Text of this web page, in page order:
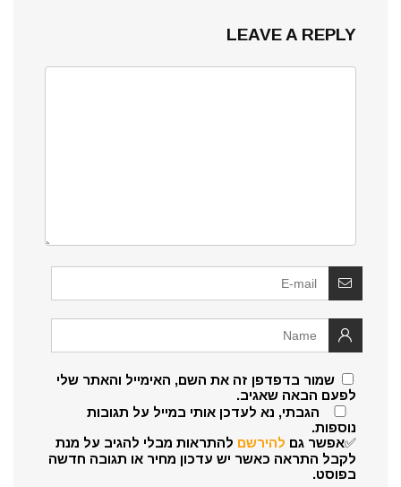
LEAVE A REPLY
שמור בדפדפן זה את השם, האימייל והאתר שלי
לפעם הבאה שאגיב.
הגבתי, נא לעדכן אותי במייל על תגובות
נוספות.
✅אפשר גם להירשם להתראות מבלי להגיב על מנת
לקבל התראה כאשר יש עדכון מחיר או תגובה חדשה
בפוסט.